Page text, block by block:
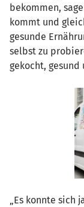
bekommen,
kommt und
gesunde
selbst zu
gekocht,
„Es konnte sich